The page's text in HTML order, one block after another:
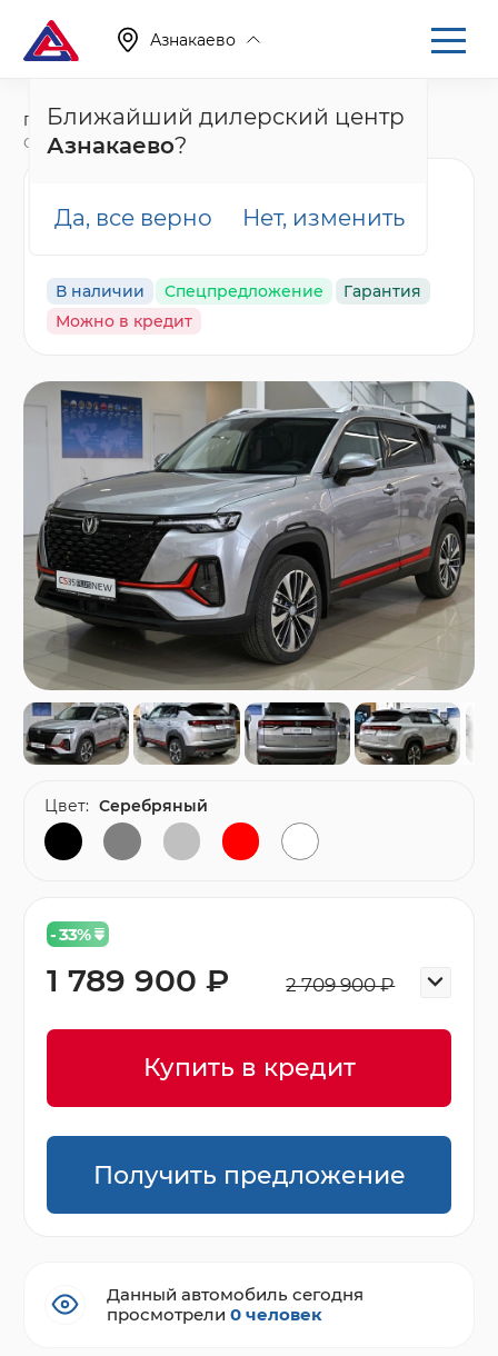
Азнакаево
Ближайший дилерский центр
Азнакаево?
Да, все верно Нет, изменить
Главная Каталог
Новые автомобили
CS35 Plus, I Рестайлинг
Changan CS35 Plus
Техно, серебряный
В наличии Спецпредложение
Гарантия
Можно в кредит
- 33%
2 709 900 ₽
1 789 900 ₽
Купить в кредит
Получить предложение
Цвет: Серебряный
Данный автомобиль сегодня
просмотрели0 человек